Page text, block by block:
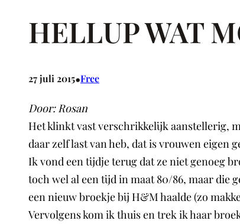
HELLUP WAT
27 juli 2015•Free
Door: Rosan
Het klinkt vast verschrikkelijk aanstellerig,
daar zelf last van heb, dat is vrouwen eigen
Ik vond een tijdje terug dat ze niet genoeg
toch wel al een tijd in maat 80/86, maar die
een nieuw broekje bij H&M haalde (zo
Vervolgens kom ik thuis en trek ik haar